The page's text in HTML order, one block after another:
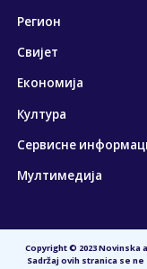
Регион
Свијет
Економија
Култура
Сервисне
Мултимедија
Copyright © 2023 Novinska
Sadržaj ovih stranica se